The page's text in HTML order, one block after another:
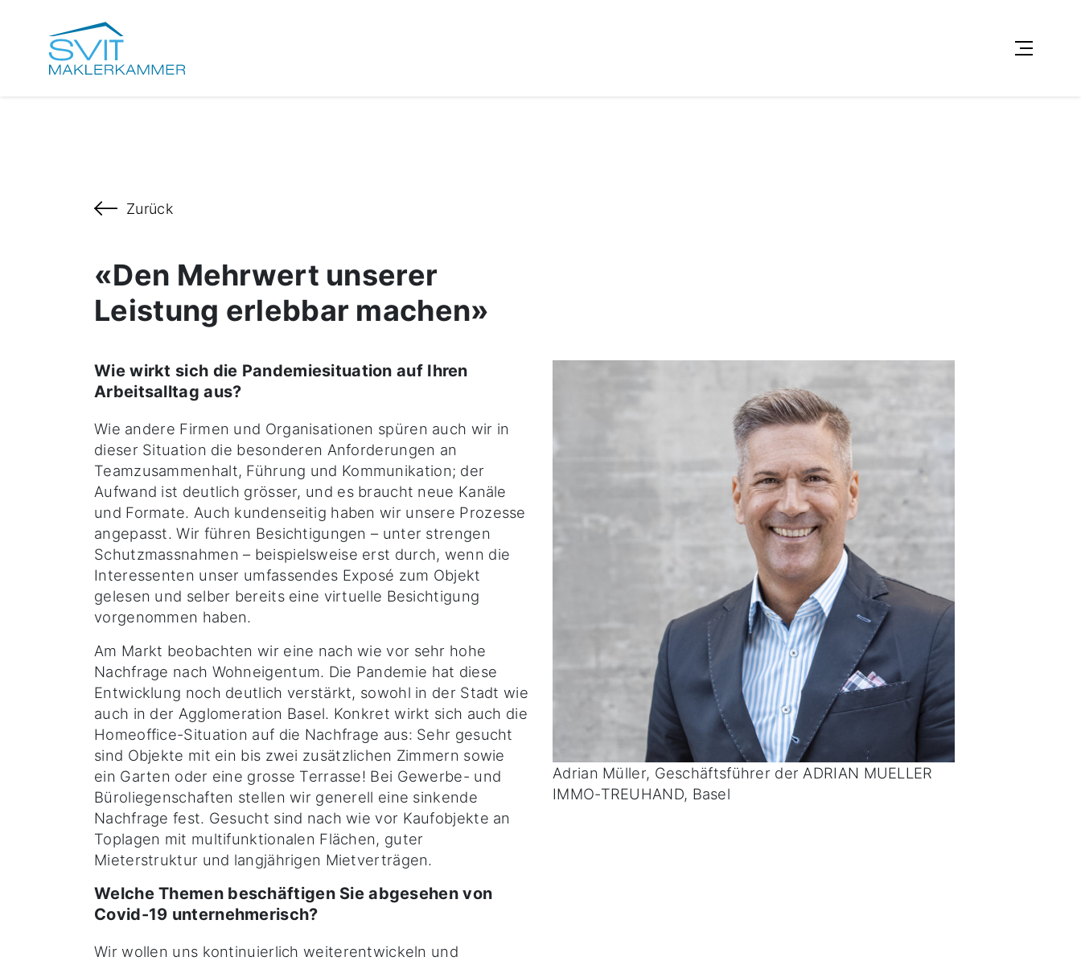
Zurück
«Den Mehrwert unserer
Leistung erlebbar machen»
Wie wirkt sich die Pandemiesituation auf Ihren
Arbeitsalltag aus?
Wie andere Firmen und Organisationen spüren auch wir in
dieser Situation die besonderen Anforderungen an
Teamzusammenhalt, Führung und Kommunikation; der
Aufwand ist deutlich grösser, und es braucht neue Kanäle
und Formate. Auch kundenseitig haben wir unsere Prozesse
angepasst. Wir führen Besichtigungen – unter strengen
Schutzmassnahmen – beispielsweise erst durch, wenn die
Interessenten unser umfassendes Exposé zum Objekt
gelesen und selber bereits eine virtuelle Besichtigung
vorgenommen haben.
Am Markt beobachten wir eine nach wie vor sehr hohe
Nachfrage nach Wohneigentum. Die Pandemie hat diese
Entwicklung noch deutlich verstärkt, sowohl in der Stadt wie
auch in der Agglomeration Basel. Konkret wirkt sich auch die
Homeoffice-Situation auf die Nachfrage aus: Sehr gesucht
sind Objekte mit ein bis zwei zusätzlichen Zimmern sowie
ein Garten oder eine grosse Terrasse! Bei Gewerbe- und
Büroliegenschaften stellen wir generell eine sinkende
Nachfrage fest. Gesucht sind nach wie vor Kaufobjekte an
Toplagen mit multifunktionalen Flächen, guter
Mieterstruktur und langjährigen Mietverträgen.
Welche Themen beschäftigen Sie abgesehen von
Covid-19 unternehmerisch?
Wir wollen uns kontinuierlich weiterentwickeln und
Adrian Müller, Geschäftsführer der ADRIAN MUELLER
IMMO-TREUHAND, Basel